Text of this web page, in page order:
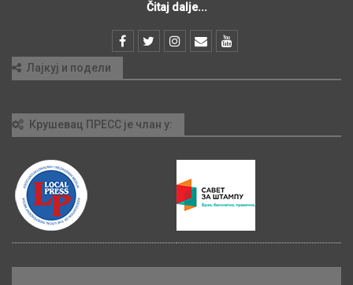
Čitaj dalje...
Лајкуј и подели
Крушевац ПРЕСС је члан у: